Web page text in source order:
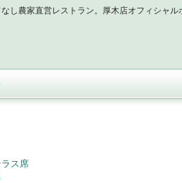
なし農家直営レストラン。厚木店オフィシャル
ス席